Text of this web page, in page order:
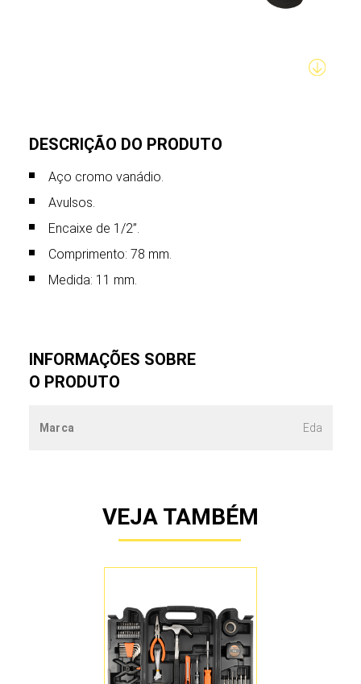
DESCRIÇÃO DO PRODUTO
Aço cromo vanádio.
Avulsos.
Encaixe de 1/2”.
Comprimento: 78 mm.
Medida: 11 mm.
INFORMAÇÕES SOBRE
O PRODUTO
Marca Eda
VEJA TAMBÉM